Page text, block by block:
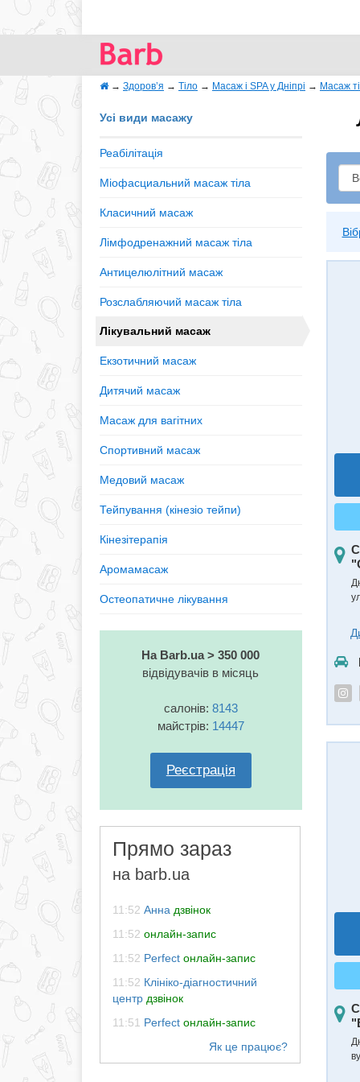
→ Здоров’я → Тіло → Масаж і SPA у Дніпрі → Масаж
Усі види масажу
Реабілітація
Міофасциальний масаж тіла
Класичний масаж
Лімфодренажний масаж тіла
Антицелюлітний масаж
Розслабляючий масаж тіла
Лікувальний масаж
Екзотичний масаж
Дитячий масаж
Масаж для вагітних
Спортивний масаж
Медовий масаж
Тейпування (кінезiо тейпи)
Кінезітерапія
Аромамасаж
Остеопатичне лікування
На Barb.ua > 350 000
відвідувачів в місяць
салонів: 8143
майстрів: 14447
Реєстрація
Прямо зараз
на barb.ua
11:52 Анна дзвінок
11:52 онлайн-запис
11:52 Perfect онлайн-запис
11:52 Клініко-діагностичний
центр дзвінок
11:51 Perfect онлайн-запис